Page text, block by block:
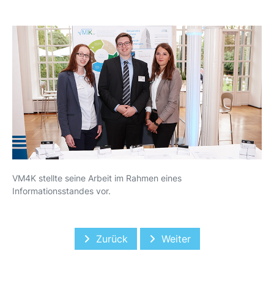
VM4K stellte seine Arbeit im Rahmen eines
Informationsstandes vor.
Vorheriger Beitrag: Bernd Glebsattel
Zurück Nächster Beitrag: Auf
Weiter